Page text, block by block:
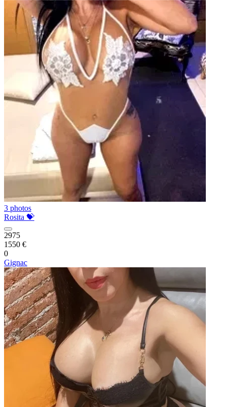
3 photos
Rosita 💝
2975
1550 €
0
Gignac